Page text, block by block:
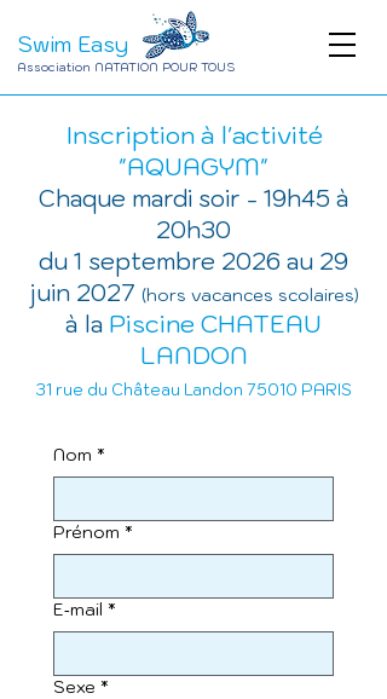
Swim Easy
Association NATATION POUR TOUS
Inscription à l'activité
"AQUAGYM"
Chaque mardi soir - 19h45 à
20h30
du 1 septembre 2026 au 29
juin 2027 (hors vacances scolaires)
à la Piscine CHATEAU
LANDON
31 rue du Château Landon 75010 PARIS
Nom *
Prénom *
E‑mail *
Sexe *